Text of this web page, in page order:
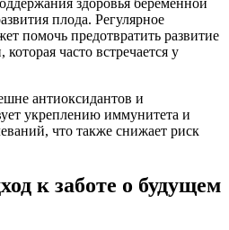
плода. Регулярное
помочь предотвратить развитие
часто встречается у
антиоксидантов и
укреплению иммунитета и
что также снижает риск
к заботе о будущем